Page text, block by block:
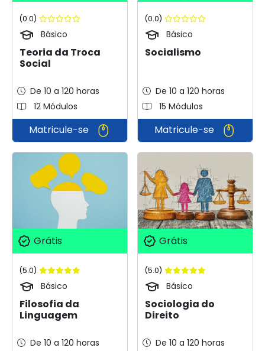
(0.0)
Básico
Teoria da Troca
Social
De 10 a 120 horas
12 Módulos
Matricule-se
(0.0)
Básico
Socialismo
De 10 a 120 horas
15 Módulos
Matricule-se
Grátis
(5.0)
Básico
Filosofia da
Linguagem
De 10 a 120 horas
Grátis
(5.0)
Básico
Sociologia do
Direito
De 10 a 120 horas